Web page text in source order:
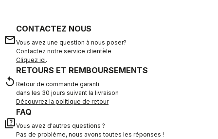
email
CONTACTEZ NOUS
Vous avez une question à nous poser?
Contactez notre service clientèle
Cliquez ici.
replay
RETOURS ET REMBOURSEMENTS
Retour de commande garanti
dans les 30 jours suivant la livraison
Découvrez la politique de retour
quiz
FAQ
Vous avez d'autres questions ?
Pas de problème, nous avons toutes les réponses !